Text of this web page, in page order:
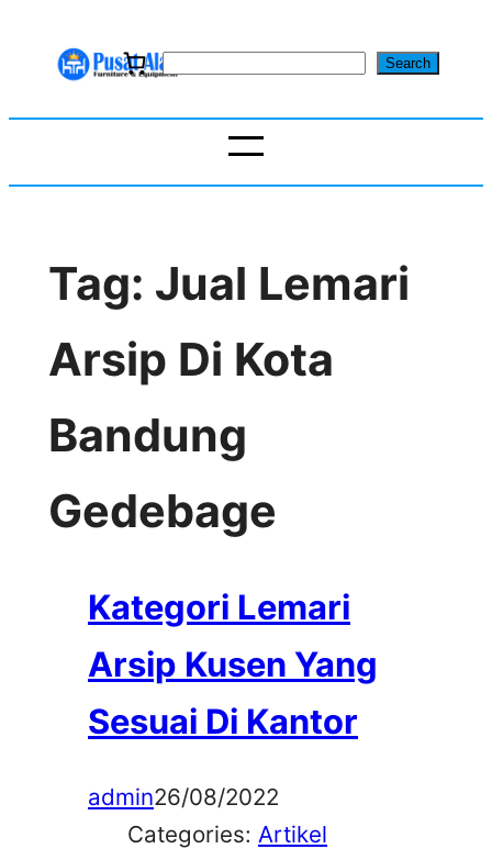
S
r
Search
Tag: Jual Lemari
Arsip Di Kota
Bandung
Gedebage
Kategori Lemari
Arsip Kusen Yang
Sesuai Di Kantor
admin26/08/2022
Categories: Artikel